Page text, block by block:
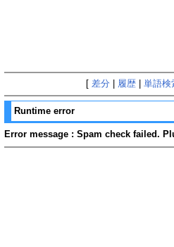
[ 差分 履歴| 単語検
Runtime error
Error message : Spam check failed.